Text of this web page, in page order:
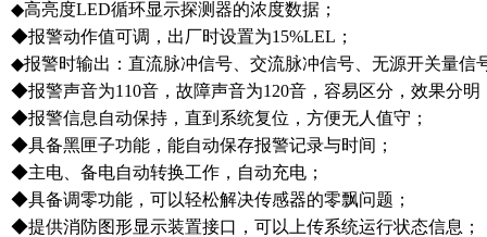
◆高亮度LED循环显示探测器的浓度数据；
◆报警动作值可调，出厂时设置为15%LEL；
◆报警时输出：直流脉冲信号、交流脉冲信号、无源开关量信
◆报警声音为110音，故障声音为120音，容易区分，效果分明
◆报警信息自动保持，直到系统复位，方便无人值守；
◆具备黑匣子功能，能自动保存报警记录与时间；
◆主电、备电自动转换工作，自动充电；
◆具备调零功能，可以轻松解决传感器的零飘问题；
◆提供消防图形显示装置接口，可以上传系统运行状态信息；